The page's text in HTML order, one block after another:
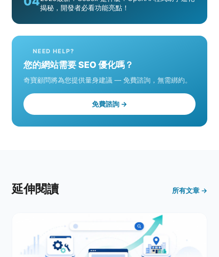
揭秘，開發者必看功能亮點！
NEED HELP?
您的網站需要 SEO 優化嗎？
奇寶顧問將為您提供量身建議 — 免費諮詢，無需綁約。
免費諮詢 →
延伸閱讀 所有文章 →